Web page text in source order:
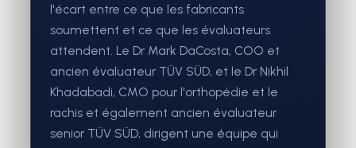
l'écart entre ce que les fabricants
soumettent et ce que les évaluateurs
attendent. Le Dr Mark DaCosta, COO et
ancien évaluateur TÜV SÜD, et le Dr Nikhil
Khadabadi, CMO pour l'orthopédie et le
rachis et également ancien évaluateur
senior TÜV SÜD, dirigent une équipe qui